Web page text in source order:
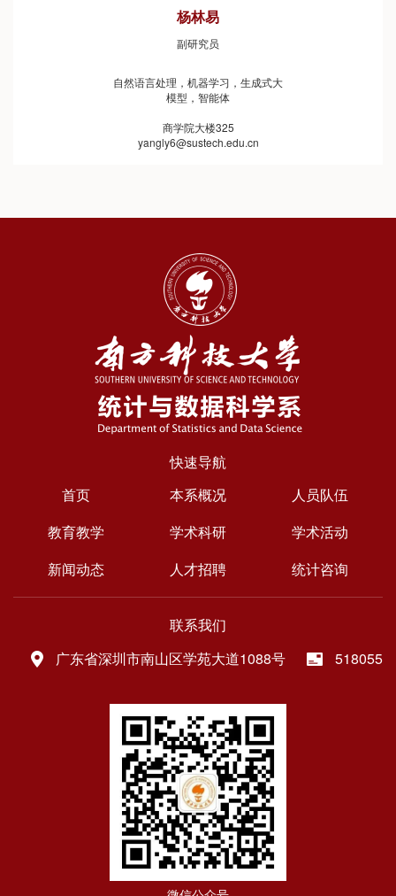
杨林易
副研究员
自然语言处理，机器学习，生成式大
模型，智能体
商学院大楼325
yangly6@sustech.edu.cn
快速导航
首页
本系概况
人员队伍
教育教学
学术科研
学术活动
新闻动态
人才招聘 统计咨询
联系我们
广东省深圳市南山区学苑大道1088号
518055